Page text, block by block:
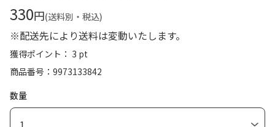
330円(送料別・税込)
※配送先により送料は変動いたします。
獲得ポイント： 3 pt
商品番号
9973133842
数量